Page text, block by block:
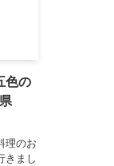
色の
県
理のお
まし